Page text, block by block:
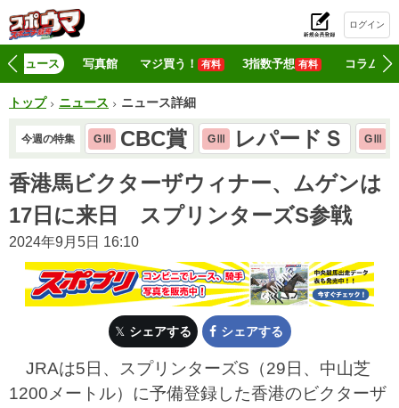
ログイン
ニュース 写真館 マジ買う！ 有料 3指数予想 有料 コラム
トップ ニュース ニュース詳細
今週の特集 GⅢ CBC賞 GⅢ レパードＳ GⅢ
香港馬ビクターザウィナー、ムゲンは
17日に来日 スプリンターズS参戦
2024年9月5日 16:10
シェアする シェアする
JRAは5日、スプリンターズS（29日、中山芝
1200メートル）に予備登録した香港のビクターザ